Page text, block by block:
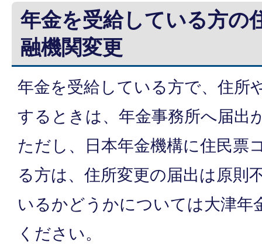
年金を受給している方の
融機関変更
年金を受給している方で、住所
するときは、年金事務所へ届出
ただし、日本年金機構に住民票
る方は、住所変更の届出は原則
いるかどうかについては大津年
ください。